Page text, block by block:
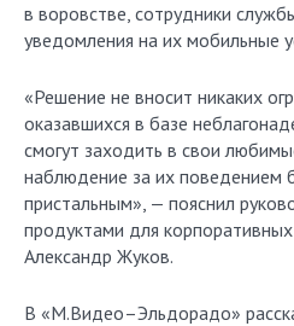
в воровстве, сотрудники
уведомления на их мобильные
«Решение не вносит никаких
оказавшихся в базе
смогут заходить в свои
наблюдение за их поведением
пристальным», — пояснил
продуктами для
Александр Жуков.
В «М.Видео–Эльдорадо»